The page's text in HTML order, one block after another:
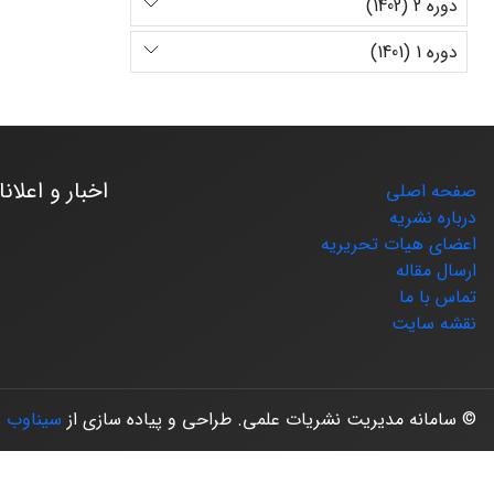
دوره 2 (1402)
دوره 1 (1401)
صفحه اصلی
درباره نشریه
اعضای هیات تحریریه
ارسال مقاله
تماس با ما
نقشه سایت
اخبار و
© سامانه مدیریت نشریات علمی. طراحی و پیاده سازی از سیناوب